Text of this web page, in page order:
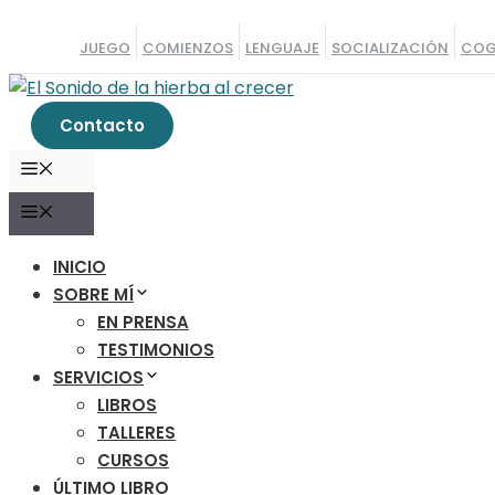
contenido
JUEGO COMIENZOS LENGUAJE SOCIALIZACIÓN
Contacto
INICIO
SOBRE MÍ
EN PRENSA
TESTIMONIOS
SERVICIOS
LIBROS
TALLERES
CURSOS
ÚLTIMO LIBRO